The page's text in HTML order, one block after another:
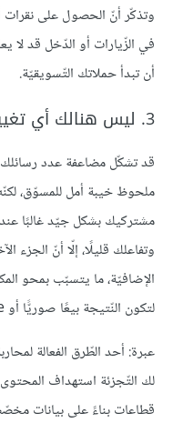
وتذكّر أنّ الحصول على نقرات
في الزّيارات أو الدّخل قد
أن تبدأ حملاتك التّسويقيّة.
3. ليس هنالك أي تغيير ملحوظ
قد تشكّل مضاعفة عدد رسائلك
ملحوظ خيبة أمل للمسوّق،
مشتركيك بشكل جيّد غالبًا
وتفاعلك قليلًا، إلّا أنّ الجزء
الإضافيّة، ما يتسبّب بمحو
لتكون النّتيجة بيعًا صوريًّا أو Wash Sale.
عبرة: أحد الطّرق الفعالة
لك التّجزئة استهداف
قطاعات بناءً على بيانات